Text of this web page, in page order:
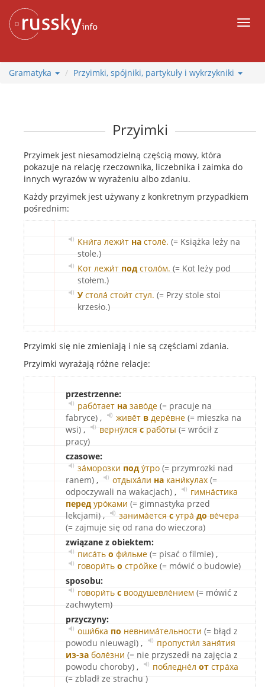
Gramatyka Przyimki, spójniki, partykuły i wykrzykniki
Przyimki
Przyimek jest niesamodzielną częścią mowy, która
pokazuje na relację rzeczownika, liczebnika i zaimka do
innych wyrazów w wyrażeniu albo zdaniu.
Każdy przyimek jest używany z konkretnym przypadkiem
pośrednim:
Кни́га лежи́т на столе́. (= Książka leży na
stole.)
Кот лежи́т под столо́м. (= Kot leży pod
stołem.)
У стола́ стои́т стул. (= Przy stole stoi
krzesło.)
Przyimki się nie zmieniają i nie są częściami zdania.
Przyimki wyrażają różne relacje:
przestrzenne:
рабо́тает на заво́де (= pracuje na
fabryce) , живё́т в дере́вне (= mieszka na
wsi) , верну́лся с рабо́ты (= wrócił z
pracy)
czasowe:
за́морозки под у́тро (= przymrozki nad
ranem) , отдыха́ли на кани́кулах (=
odpoczywali na wakacjach) ,
гимна́стика
перед уро́ками (= gimnastyka przed
lekcjami) , занима́ется с утра́ до ве́чера
(= zajmuje się od rana do wieczora)
związane z obiektem:
писа́ть о фи́льме (= pisać o filmie) ,
говори́ть о стро́йке (= mówić o budowie)
sposobu:
говори́ть с воодушевле́нием (= mówić z
zachwytem)
przyczyny:
оши́бка по невнима́тельности (= błąd z
powodu nieuwagi) ,
пропусти́л заня́тия
из-за боле́зни (= nie przyszedł na zajęcia z
powodu choroby) , побледне́л от стра́ха
(= zbladł ze strachu )